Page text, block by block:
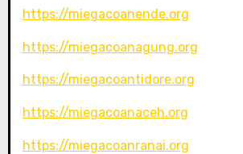
https://miegacoanende.org
https://miegacoanagung.org
https://miegacoantidore.org
https://miegacoanaceh.org
https://miegacoanranai.org